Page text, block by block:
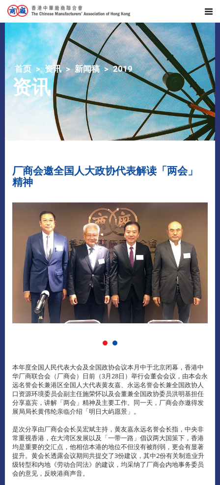
首页 资讯 新闻稿 2019
资讯
厂商会邀全国人大政协代表解读「两会」
精神
本年度全国人民代表大会及全国政协会议本月中于北京闭幕，香港中
华厂商联合会（厂商会）日前（3月28日）举行会董会会议，由本会永
远名誉会长兼港区全国人大代表黄友嘉、永远名誉会长兼全国政协人
口资源环境委员会副主任施荣怀以及会董兼全国政协委员洪明基担任
分享嘉宾，讲解「两会」精神及主要工作。同一天，厂商会亦邀得发
展局局长黄伟纶亲临介绍「明日大屿愿景」。
是次分享由厂商会会长吴宏斌主持，黄友嘉永远名誉会长指，中央非
常重视香港，在大湾区发展以及「一带一路」倡议两大国策下，香港
均是重要的交汇点，他相信本港的地位不但没有被削弱，更会有显著
提升。黄会长透露会议期间共提交了3份建议，其中2份有关制造业升
级转型和内地《劳动合同法》的建议，均采纳了厂商会内地事务委员
会的意见，反映港商声音。